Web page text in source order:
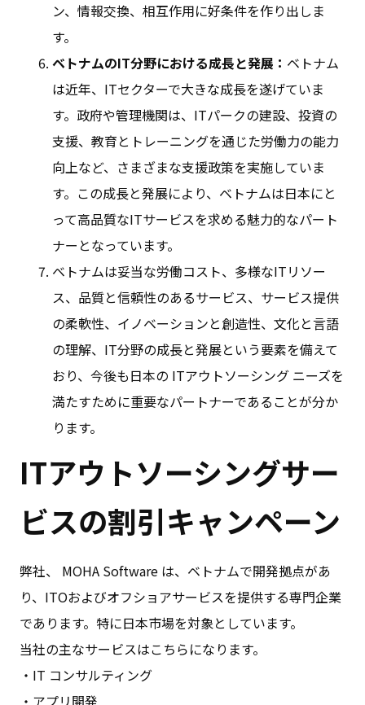
ン、情報交換、相互作用に好条件を作り出しま
す。
ベトナムのIT分野における成長と発展： ベトナム
は近年、ITセクターで大きな成長を遂げていま
す。政府や管理機関は、ITパークの建設、投資の
支援、教育とトレーニングを通じた労働力の能力
向上など、さまざまな支援政策を実施していま
す。この成長と発展により、ベトナムは日本にと
って高品質なITサービスを求める魅力的なパート
ナーとなっています。
ベトナムは妥当な労働コスト、多様なITリソー
ス、品質と信頼性のあるサービス、サービス提供
の柔軟性、イノベーションと創造性、文化と言語
の理解、IT分野の成長と発展という要素を備えて
おり、今後も日本の ITアウトソーシング ニーズを
満たすために重要なパートナーであることが分か
ります。
ITアウトソーシングサー
ビスの割引キャンペーン
弊社、 MOHA Software は、ベトナムで開発拠点があ
り、ITOおよびオフショアサービスを提供する専門企業
であります。特に日本市場を対象としています。
当社の主なサービスはこちらになります。
・IT コンサルティング